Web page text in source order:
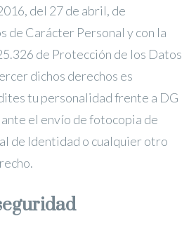
del 27 de abril, de
de Carácter Personal y con la
de Protección de los Datos
dichos derechos es
tu personalidad frente a DG
el envío de fotocopia de
de Identidad o cualquier otro